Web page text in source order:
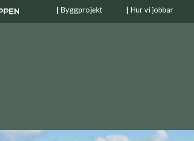
| Byggprojekt | Hur vi jobbar